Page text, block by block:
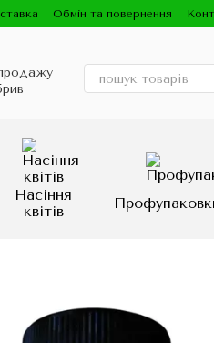
контентуОбмін та повернення
Насіння
квітів